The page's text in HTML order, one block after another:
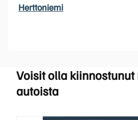
Herttoniemi
Voisit olla kiinnostunut
autoista